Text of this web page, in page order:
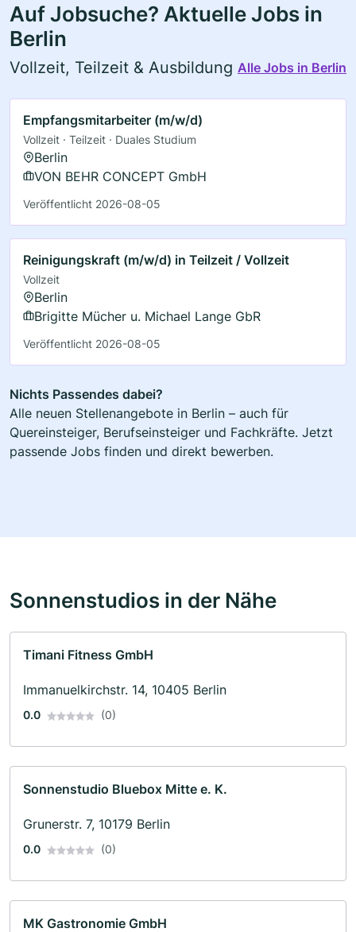
Auf Jobsuche? Aktuelle Jobs in
Berlin
Vollzeit, Teilzeit & Ausbildung Alle Jobs in Berlin
Empfangsmitarbeiter (m/w/d)
Vollzeit · Teilzeit · Duales Studium
Berlin
VON BEHR CONCEPT GmbH
Veröffentlicht 2026-08-05
Reinigungskraft (m/w/d) in Teilzeit / Vollzeit
Vollzeit
Berlin
Brigitte Mücher u. Michael Lange GbR
Veröffentlicht 2026-08-05
Nichts Passendes dabei?
Alle neuen Stellenangebote in Berlin – auch für
Quereinsteiger, Berufseinsteiger und Fachkräfte. Jetzt
passende Jobs finden und direkt bewerben.
Sonnenstudios in der Nähe
Timani Fitness GmbH
Immanuelkirchstr. 14, 10405 Berlin
0.0 (0)
Sonnenstudio Bluebox Mitte e. K.
Grunerstr. 7, 10179 Berlin
0.0 (0)
MK Gastronomie GmbH